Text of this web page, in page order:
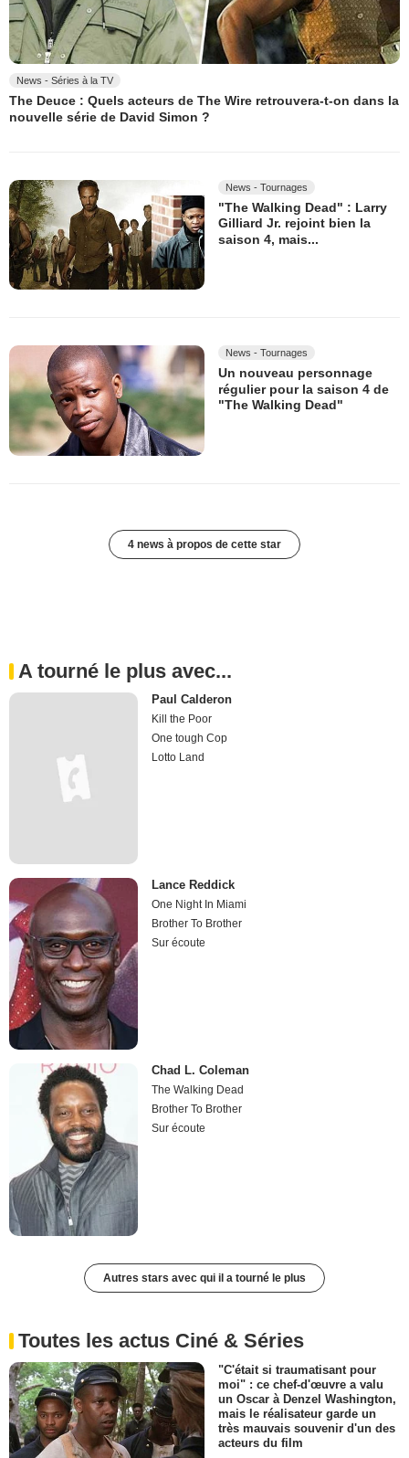
News - Séries à la TV
The Deuce : Quels acteurs de The Wire retrouvera-t-on dans la
nouvelle série de David Simon ?
News - Tournages
"The Walking Dead" : Larry
Gilliard Jr. rejoint bien la
saison 4, mais...
News - Tournages
Un nouveau personnage
régulier pour la saison 4 de
"The Walking Dead"
4 news à propos de cette star
A tourné le plus avec...
Paul Calderon
Kill the Poor
One tough Cop
Lotto Land
Lance Reddick
One Night In Miami
Brother To Brother
Sur écoute
Chad L. Coleman
The Walking Dead
Brother To Brother
Sur écoute
Autres stars avec qui il a tourné le plus
Toutes les actus Ciné & Séries
"C'était si traumatisant pour
moi" : ce chef-d'œuvre a valu
un Oscar à Denzel Washington,
mais le réalisateur garde un
très mauvais souvenir d'un des
acteurs du film